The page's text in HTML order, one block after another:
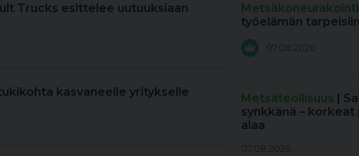
Trucks esittelee uutuuksiaan
kasvaneelle yritykselle
Metsäkoneurakointi
työelämän
07.08.2026
Metsäteollisuus |
synkkänä –
alaa
07.08.2026